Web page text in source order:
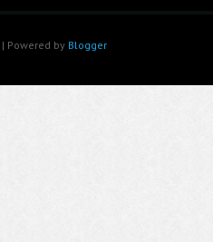
| Powered by Blogger